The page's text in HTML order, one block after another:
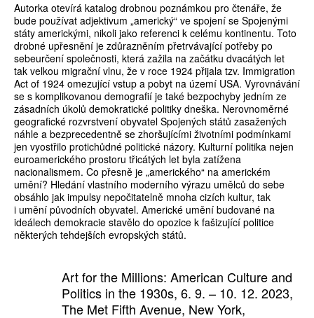
Autorka otevírá katalog drobnou poznámkou pro čtenáře, že
bude používat adjektivum „americký“ ve spojení se Spojenými
státy americkými, nikoli jako referenci k celému kontinentu. Toto
drobné upřesnění je zdůrazněním přetrvávající potřeby po
sebeurčení společnosti, která zažila na začátku dvacátých let
tak velkou migrační vlnu, že v roce 1924 přijala tzv. Immigration
Act of 1924 omezující vstup a pobyt na území USA. Vyrovnávání
se s komplikovanou demografií je také bezpochyby jedním ze
zásadních úkolů demokratické politiky dneška. Nerovnoměrné
geografické rozvrstvení obyvatel Spojených států zasažených
náhle a bezprecedentně se zhoršujícími životními podmínkami
jen vyostřilo protichůdné politické názory. Kulturní politika nejen
euroamerického prostoru třicátých let byla zatížena
nacionalismem. Co přesně je „amerického“ na americkém
umění? Hledání vlastního moderního výrazu umělců do sebe
obsáhlo jak impulsy nepočitatelně mnoha cizích kultur, tak
i umění původních obyvatel. Americké umění budované na
ideálech demokracie stavělo do opozice k fašizující politice
některých tehdejších evropských států.
Art for the Millions: American Culture and
Politics in the 1930s, 6. 9. – 10. 12. 2023,
The Met Fifth Avenue, New York,